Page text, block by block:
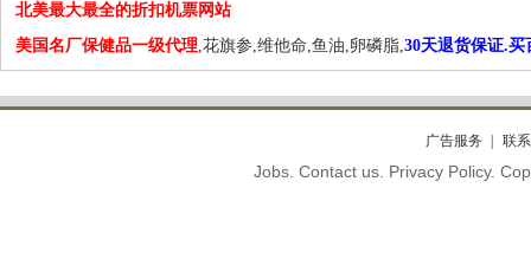
北美最大最全的折扣机票网站
美国名厂保健品一级代理,花旗参,维他命,鱼油,卵磷脂,30天退货保证.买
广告服务 联
Jobs. Contact us. Privacy Policy.